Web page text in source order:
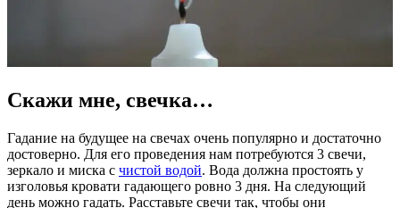
Скажи мне, свечка…
Гадание на будущее на свечах очень популярно и достаточно
достоверно. Для его проведения нам потребуются 3 свечи,
зеркало и миска с чистой водой. Вода должна простоять у
изголовья кровати гадающего ровно 3 дня. На следующий
день можно гадать. Расставьте свечи так, чтобы они